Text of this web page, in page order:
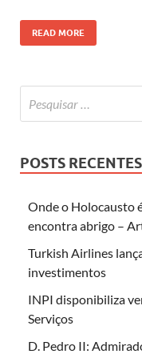
READ MORE
POSTS RECENTES
Onde o Holocausto
encontra abrigo –
Turkish Airlines
investimentos
INPI disponibiliza
Serviços
D. Pedro II: